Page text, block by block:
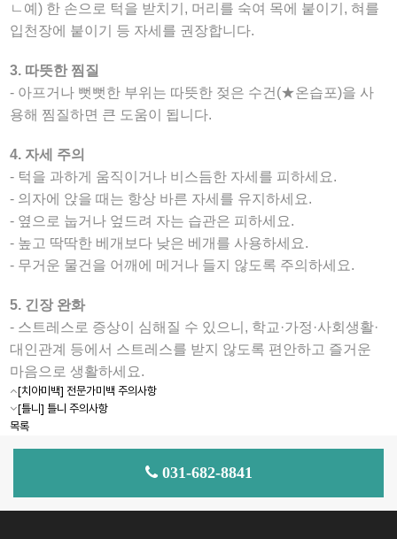
ㄴ예) 한 손으로 턱을 받치기, 머리를 숙여 목에 붙이기, 혀를
입천장에 붙이기 등 자세를 권장합니다.
3. 따뜻한 찜질
- 아프거나 뻣뻣한 부위는 따뜻한 젖은 수건(★온습포)을 사
용해 찜질하면 큰 도움이 됩니다.
4. 자세 주의
- 턱을 과하게 움직이거나 비스듬한 자세를 피하세요.
- 의자에 앉을 때는 항상 바른 자세를 유지하세요.
- 옆으로 눕거나 엎드려 자는 습관은 피하세요.
- 높고 딱딱한 베개보다 낮은 베개를 사용하세요.
- 무거운 물건을 어깨에 메거나 들지 않도록 주의하세요.
5. 긴장 완화
- 스트레스로 증상이 심해질 수 있으니, 학교·가정·사회생활·
대인관계 등에서 스트레스를 받지 않도록 편안하고 즐거운
마음으로 생활하세요.
[치아미백] 전문가미백 주의사항
[틀니] 틀니 주의사항
목록
031-682-8841